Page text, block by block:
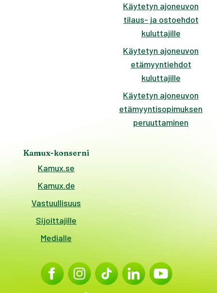
Käytetyn ajoneuvon
tilaus- ja ostoehdot
kuluttajille
Käytetyn ajoneuvon
etämyyntiehdot
kuluttajille
Käytetyn ajoneuvon
etämyyntisopimuksen
peruuttaminen
Kamux-konserni
Kamux.se
Kamux.de
Vastuullisuus
Sijoittajille
Medialle